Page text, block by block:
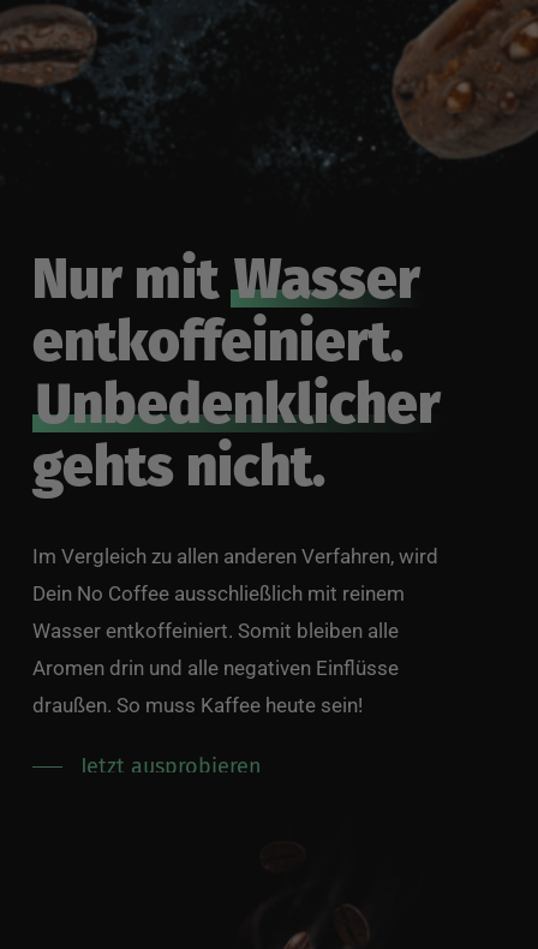
Nur mitWasser
entkoffeiniert.
Unbedenklicher
gehts nicht.
Im Vergleich zu allen anderen Verfahren, wird
Dein No Coffee ausschließlich mit reinem
Wasser entkoffeiniert. Somit bleiben alle
Aromen drin und alle negativen Einflüsse
draußen. So muss Kaffee heute sein!
Jetzt ausprobieren